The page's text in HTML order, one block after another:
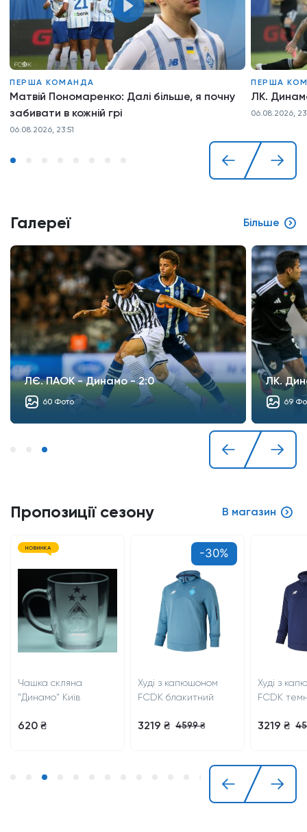
ПЕРША КОМАНДА
Матвій Пономаренко: Далі більше, я почну
забивати в кожній грі
06.08.2026, 23:51
ПЕРША
ЛК.
06.08.2026,
Галереї Більше
ЛЄ. ПАОК - Динамо - 2:0
60 Фото
ЛК.
69
Пропозиції сезону В магазин
НОВИНКА
Чашка скляна
"Динамо" Київ
620 ₴
-30%
Худі з капюшоном
FCDK блакитний
3219 ₴ 4599 ₴
Худі з
FCDK
3219 ₴